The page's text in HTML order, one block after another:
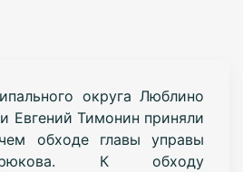
округа Люблино
Евгений Тимонин приняли
обходе главы управы
К обходу